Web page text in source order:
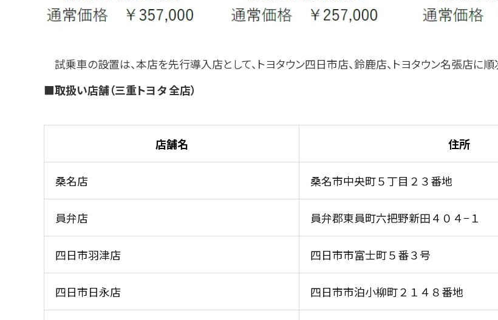
試乗⾞の設置は、本店を先⾏導⼊店として、トヨタウン四⽇市店、鈴⿅店、トヨタウン名張店に順
■取扱い店舗（三重トヨタ 全店）
店舗名 住所
桑名店 桑名市中央町５丁⽬２３番地
員弁店 員弁郡東員町六把野新⽥４０４−１
四⽇市⽻津店 四⽇市市富⼠町５番３号
四⽇市⽇永店 四⽇市市泊⼩柳町２１４８番地